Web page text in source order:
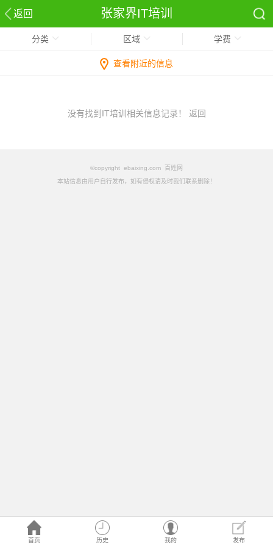
返回 张家界IT培训
首页 历史 我的 发布
分类 区域 学费
查看附近的信息
没有找到IT培训相关信息记录！ 返回
©copyright ebaixing.com 百姓网
本站信息由用户自行发布，如有侵权请及时我们联系删除！